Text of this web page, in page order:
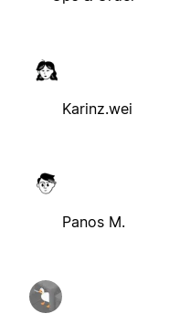
Karinz.wei
Panos M.